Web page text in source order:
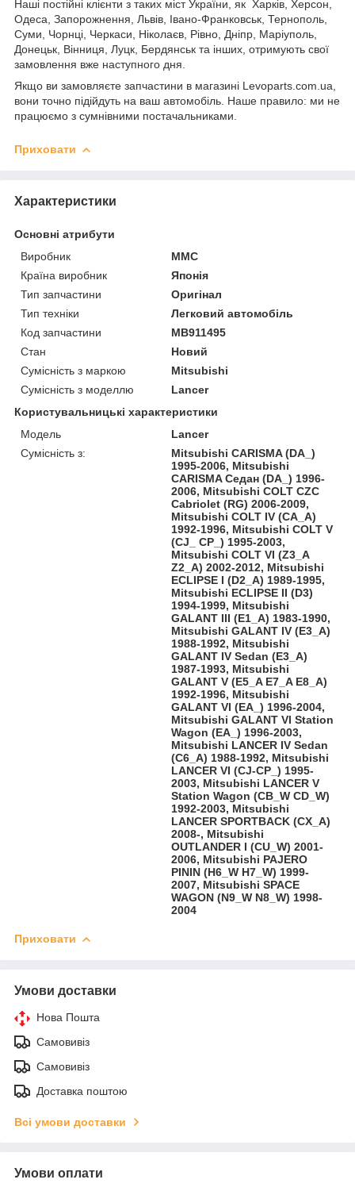
Наші постійні клієнти з таких міст України, як Харків, Херсон,
Одеса, Запорожнення, Львів, Івано-Франковськ, Тернополь,
Суми, Чорнці, Черкаси, Ніколаєв, Рівно, Дніпр, Маріуполь,
Донецьк, Вінниця, Луцк, Бердянськ та інших, отримують свої
замовлення вже наступного дня.
Якщо ви замовляєте запчастини в магазині Levoparts.com.ua,
вони точно підійдуть на ваш автомобіль. Наше правило: ми не
працюємо з сумнівними постачальниками.
Приховати
Характеристики
Основні атрибути
Виробник
MMC
Країна виробник
Японія
Тип запчастини
Оригінал
Тип техніки
Легковий автомобіль
Код запчастини
MB911495
Стан
Новий
Сумісність з маркою
Mitsubishi
Сумісність з моделлю
Lancer
Користувальницькі характеристики
Модель
Lancer
Сумісність з:
Mitsubishi CARISMA (DA_)
1995-2006, Mitsubishi
CARISMA Седан (DA_) 1996-
2006, Mitsubishi COLT CZC
Cabriolet (RG) 2006-2009,
Mitsubishi COLT IV (CA_A)
1992-1996, Mitsubishi COLT V
(CJ_ CP_) 1995-2003,
Mitsubishi COLT VI (Z3_A
Z2_A) 2002-2012, Mitsubishi
ECLIPSE I (D2_A) 1989-1995,
Mitsubishi ECLIPSE II (D3)
1994-1999, Mitsubishi
GALANT III (E1_A) 1983-1990,
Mitsubishi GALANT IV (E3_A)
1988-1992, Mitsubishi
GALANT IV Sedan (E3_A)
1987-1993, Mitsubishi
GALANT V (E5_A E7_A E8_A)
1992-1996, Mitsubishi
GALANT VI (EA_) 1996-2004,
Mitsubishi GALANT VI Station
Wagon (EA_) 1996-2003,
Mitsubishi LANCER IV Sedan
(C6_A) 1988-1992, Mitsubishi
LANCER VI (CJ-CP_) 1995-
2003, Mitsubishi LANCER V
Station Wagon (CB_W CD_W)
1992-2003, Mitsubishi
LANCER SPORTBACK (CX_A)
2008-, Mitsubishi
OUTLANDER I (CU_W) 2001-
2006, Mitsubishi PAJERO
PININ (H6_W H7_W) 1999-
2007, Mitsubishi SPACE
WAGON (N9_W N8_W) 1998-
2004
Приховати
Умови доставки
Нова Пошта
Самовивіз
Самовивіз
Доставка поштою
Всі умови доставки
Умови оплати